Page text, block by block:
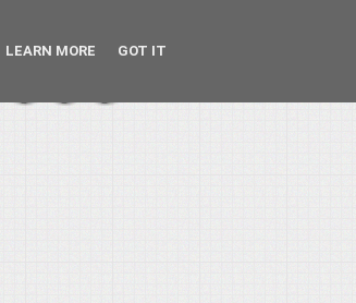
LEARN MORE GOT IT